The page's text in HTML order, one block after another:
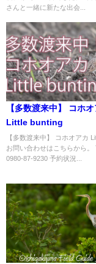
さんと一緒に新たな出会...
【多数渡来中】 コホオ
Little bunting
【多数渡来中】 コホオアカ
お問い合わせはこちらから。
0980-87-9230 予約状況...